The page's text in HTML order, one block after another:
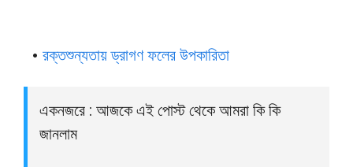
• রক্তশুন্যতায় ড্রাগণ ফলের উপকারিতা
একনজরে : আজকে এই পোস্ট থেকে আমরা কি কি
জানলাম